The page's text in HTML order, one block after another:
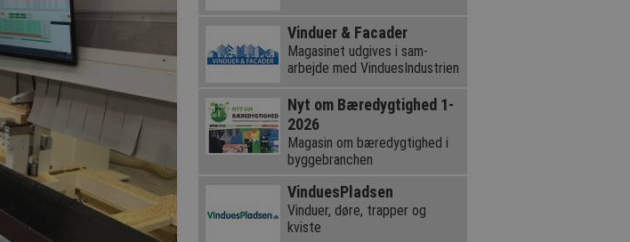
Vinduer & Facader
Magasinet udgives i sam-
arbejde med VinduesIndustrien
Nyt om Bæredygtighed 1-
2026
Magasin om bæredygtighed i
byggebranchen
VinduesPladsen
Vinduer, døre, trapper og
kviste